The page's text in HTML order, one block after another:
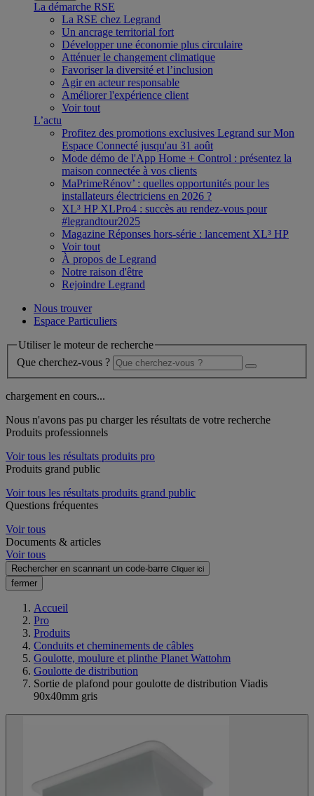
La démarche RSE
La RSE chez Legrand
Un ancrage territorial fort
Développer une économie plus circulaire
Atténuer le changement climatique
Favoriser la diversité et l’inclusion
Agir en acteur responsable
Améliorer l'expérience client
Voir tout
L’actu
Profitez des promotions exclusives Legrand sur Mon
Espace Connecté jusqu'au 31 août
Mode démo de l'App Home + Control : présentez la
maison connectée à vos clients
MaPrimeRénov’ : quelles opportunités pour les
installateurs électriciens en 2026 ?
XL³ HP XLPro4 : succès au rendez-vous pour
#legrandtour2025
Magazine Réponses hors-série : lancement XL³ HP
Voir tout
À propos de Legrand
Notre raison d'être
Rejoindre Legrand
Nous trouver
Espace Particuliers
Utiliser le moteur de recherche
Que cherchez-vous ?
chargement en cours...
Nous n'avons pas pu charger les résultats de votre recherche
Produits professionnels
Voir tous les résultats produits pro
Produits grand public
Voir tous les résultats produits grand public
Questions fréquentes
Voir tous
Documents & articles
Voir tous
Rechercher en scannant un code-barre Cliquer ici
fermer
Accueil
Pro
Produits
Conduits et cheminements de câbles
Goulotte, moulure et plinthe Planet Wattohm
Goulotte de distribution
Sortie de plafond pour goulotte de distribution Viadis
90x40mm gris